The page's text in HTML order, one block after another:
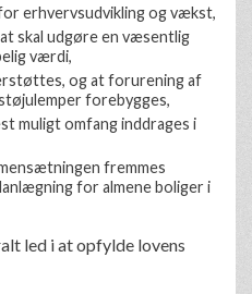
erhvervsudvikling og vækst,
skal udgøre en væsentlig
værdi,
og at forurening af
forebygges,
muligt omfang inddrages i
fremmes
for almene boliger i
led i at opfylde lovens